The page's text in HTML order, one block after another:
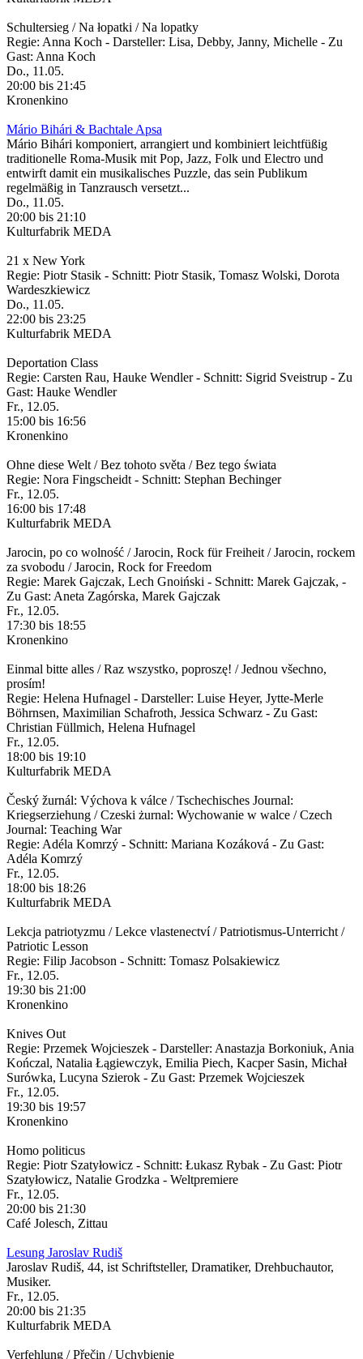
Schultersieg / Na łopatki / Na lopatky
Regie: Anna Koch - Darsteller: Lisa, Debby, Janny, Michelle - Zu
Gast: Anna Koch
Do., 11.05.
20:00 bis 21:45
Kronenkino
Mário Bihári & Bachtale Apsa
Mário Bihári komponiert, arrangiert und kombiniert leichtfüßig
traditionelle Roma-Musik mit Pop, Jazz, Folk und Electro und
entwirft damit ein musikalisches Puzzle, das sein Publikum
regelmäßig in Tanzrausch versetzt...
Do., 11.05.
20:00 bis 21:10
Kulturfabrik MEDA
21 x New York
Regie: Piotr Stasik - Schnitt: Piotr Stasik, Tomasz Wolski, Dorota
Wardeszkiewicz
Do., 11.05.
22:00 bis 23:25
Kulturfabrik MEDA
Deportation Class
Regie: Carsten Rau, Hauke Wendler - Schnitt: Sigrid Sveistrup - Zu
Gast: Hauke Wendler
Fr., 12.05.
15:00 bis 16:56
Kronenkino
Ohne diese Welt / Bez tohoto světa / Bez tego świata
Regie: Nora Fingscheidt - Schnitt: Stephan Bechinger
Fr., 12.05.
16:00 bis 17:48
Kulturfabrik MEDA
Jarocin, po co wolność / Jarocin, Rock für Freiheit / Jarocin, rockem
za svobodu / Jarocin, Rock for Freedom
Regie: Marek Gajczak, Lech Gnoiński - Schnitt: Marek Gajczak, -
Zu Gast: Aneta Zagórska, Marek Gajczak
Fr., 12.05.
17:30 bis 18:55
Kronenkino
Einmal bitte alles / Raz wszystko, poproszę! / Jednou všechno,
prosím!
Regie: Helena Hufnagel - Darsteller: Luise Heyer, Jytte-Merle
Böhrnsen, Maximilian Schafroth, Jessica Schwarz - Zu Gast:
Christian Füllmich, Helena Hufnagel
Fr., 12.05.
18:00 bis 19:10
Kulturfabrik MEDA
Český žurnál: Výchova k válce / Tschechisches Journal:
Kriegserziehung / Czeski żurnal: Wychowanie w walce / Czech
Journal: Teaching War
Regie: Adéla Komrzý - Schnitt: Mariana Kozáková - Zu Gast:
Adéla Komrzý
Fr., 12.05.
18:00 bis 18:26
Kulturfabrik MEDA
Lekcja patriotyzmu / Lekce vlastenectví / Patriotismus-Unterricht /
Patriotic Lesson
Regie: Filip Jacobson - Schnitt: Tomasz Polsakiewicz
Fr., 12.05.
19:30 bis 21:00
Kronenkino
Knives Out
Regie: Przemek Wojcieszek - Darsteller: Anastazja Borkoniuk, Ania
Kończal, Natalia Łągiewczyk, Emilia Piech, Kacper Sasin, Michał
Surówka, Lucyna Szierok - Zu Gast: Przemek Wojcieszek
Fr., 12.05.
19:30 bis 19:57
Kronenkino
Homo politicus
Regie: Piotr Szatyłowicz - Schnitt: Łukasz Rybak - Zu Gast: Piotr
Szatyłowicz, Natalie Grodzka - Weltpremiere
Fr., 12.05.
20:00 bis 21:30
Café Jolesch, Zittau
Lesung Jaroslav Rudiš
Jaroslav Rudiš, 44, ist Schriftsteller, Dramatiker, Drehbuchautor,
Musiker.
Fr., 12.05.
20:00 bis 21:35
Kulturfabrik MEDA
Verfehlung / Přečin / Uchybienie